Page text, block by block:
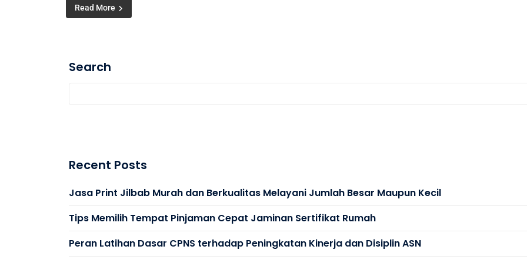
Read More
Search
Recent Posts
Jasa Print Jilbab Murah dan Berkualitas Melayani Jumlah Besar Maupun Kecil
Tips Memilih Tempat Pinjaman Cepat Jaminan Sertifikat Rumah
Peran Latihan Dasar CPNS terhadap Peningkatan Kinerja dan Disiplin ASN